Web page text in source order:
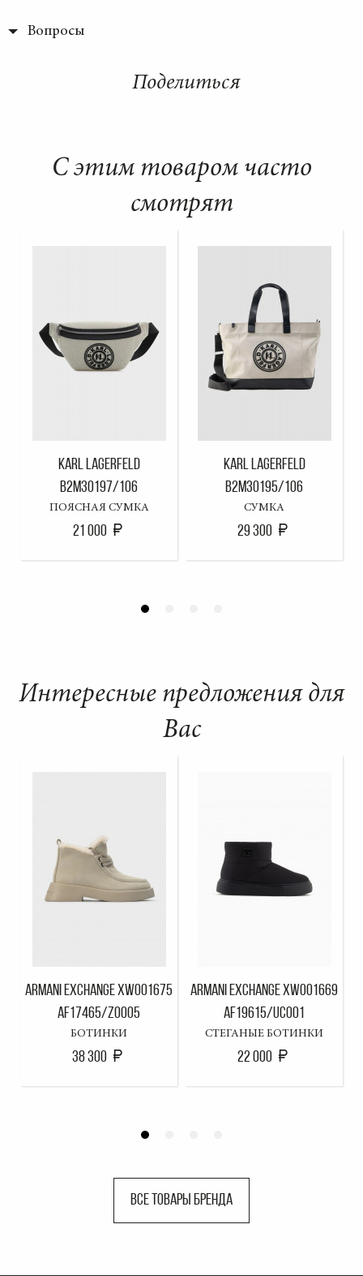
Вопросы
Поделиться
С этим товаром часто
смотрят
KARL LAGERFELD
B2M30197/106
ПОЯСНАЯ СУМКА
21 000
KARL LAGERFELD
B2M30195/106
СУМКА
29 300
Интересные предложения для
Вас
ARMANI EXCHANGE XW001675
AF17465/Z0005
БОТИНКИ
38 300
ARMANI EXCHANGE XW001669
AF19615/UC001
СТЕГАНЫЕ БОТИНКИ
22 000
ВСЕ ТОВАРЫ БРЕНДА